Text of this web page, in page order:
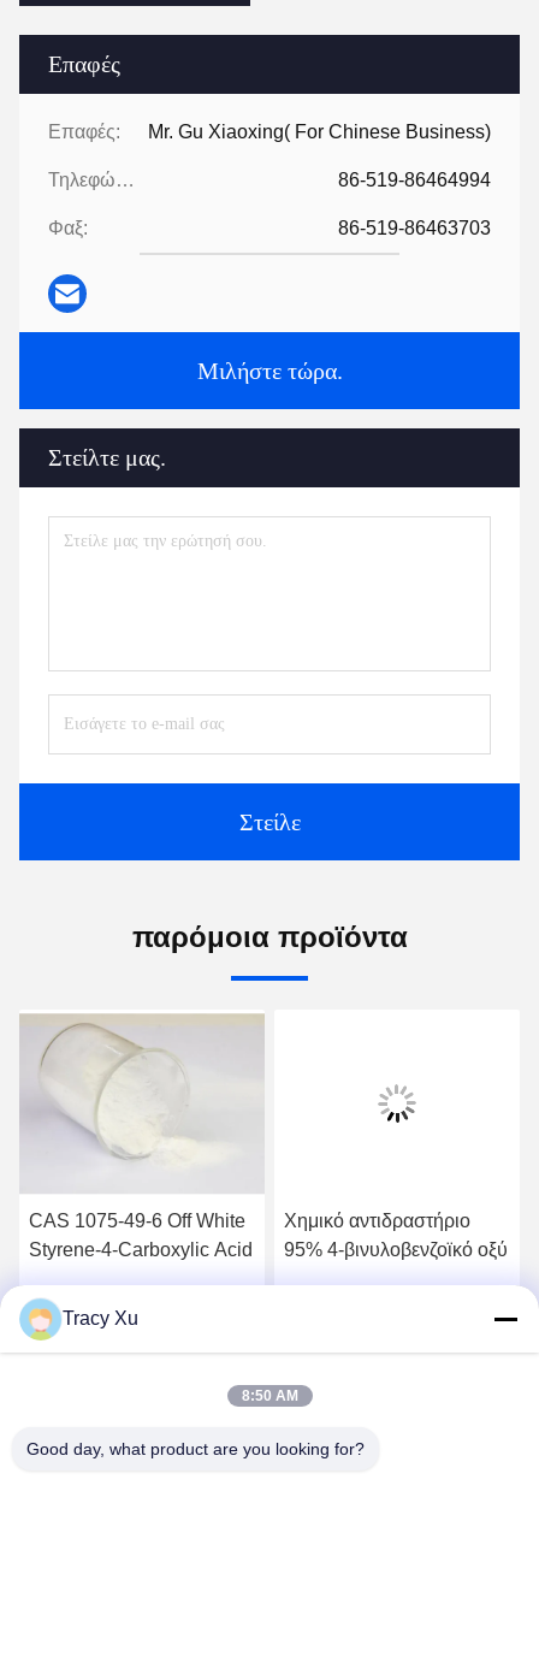
Επαφές
Επαφές: Mr. Gu Xiaoxing( For Chinese Business)
Τηλεφώνημα: 86-519-86464994
Φαξ: 86-519-86463703
Μιλήστε τώρα.
Στείλτε μας.
Στείλε
παρόμοια προϊόντα
CAS 1075-49-6 Off White
Styrene-4-Carboxylic Acid
Χημικό αντιδραστήριο
95% 4-βινυλοβενζοϊκό οξύ
Tracy Xu
8:50 AM
Good day, what product are you looking for?